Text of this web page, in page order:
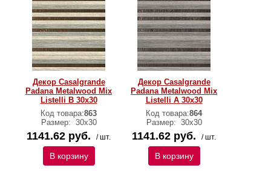
Декор Casalgrande
Padana Metalwood Mix
Listelli B 30x30
Код товара:863
Размер: 30x30
1141.62 руб. / шт.
В корзину
Декор Casalgrande
Padana Metalwood Mix
Listelli А 30x30
Код товара:864
Размер: 30x30
1141.62 руб. / шт.
В корзину